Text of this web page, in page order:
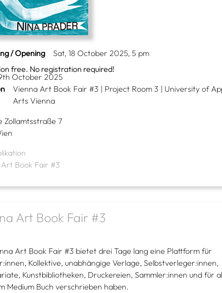
/ Opening
Sat, 18 October 2025, 5 pm
free. No registration required!
October 2025
Vienna Art Book Fair #3 | Project Room 3 | University of
Arts Vienna
Zollamtsstraße 7
Book Fair #3
Art Book Fair #3
Art Book Fair #3 bietet drei Tage lang eine Plattform für
Kollektive, unabhängige Verlage, Selbstverleger:innen,
Kunstbibliotheken, Druckereien, Sammler:innen und für
Medium Buch verschrieben haben.